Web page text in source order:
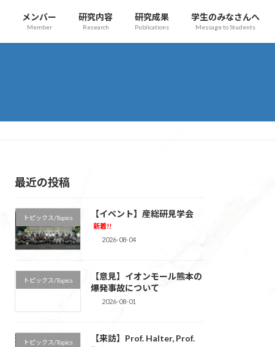
メンバー
Member
研究内容
Research
研究成果
Publications
学生のみなさんへ
Message to Students
最近の投稿
トピックス/Topics 【イベント】産総研見学会
新着!!
2026-08-04
トピックス/Topics
【意見】イオンモール熊本の
爆発事故について
2026-08-01
トピックス/Topics
【来訪】Prof. Halter, Prof.